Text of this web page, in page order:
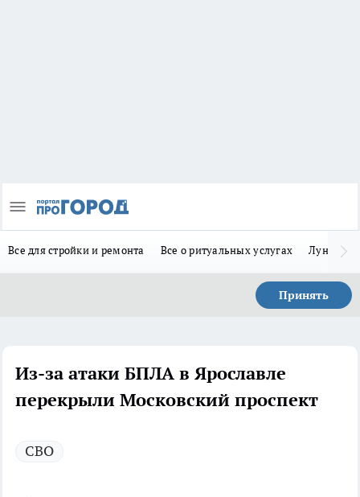
Все для стройки и ремонта Все о ритуальных услугах Лунно-
Принять
Из-за атаки БПЛА в Ярославле
перекрыли Московский проспект
СВО